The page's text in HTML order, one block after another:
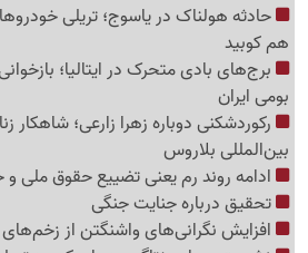
حادثه هولناک در یاسوج؛ تریلی
هم کوبید
برج‌های بادی متحرک در ایتالیا؛
بومی ایران
رکوردشکنی دوباره زهرا زارعی؛ شاهکار
بین‌المللی بلاروس
ادامه روند رم یعنی تضییع حقوق ملی
تحقیق درباره جنایت جنگی
افزایش نگرانی‌های واشنگتن از زخم‌های